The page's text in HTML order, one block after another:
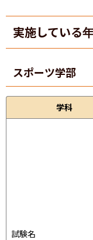
実施している
スポーツ学部
学科
試験名